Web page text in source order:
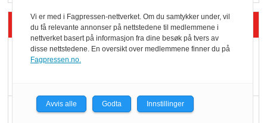
Siste artikler - Butikk i praksis
Rema-flaggskip
Slik opprettholdes
Vi er med i Fagpressen-nettverket. Om du samtykker under, vil
du få relevante annonser på nettstedene til medlemmene i
nettverket basert på informasjon fra dine besøk på tvers av
disse nettstedene. En oversikt over medlemmene finner du på
Fagpressen.no.
Avvis alle Godta Innstillinger